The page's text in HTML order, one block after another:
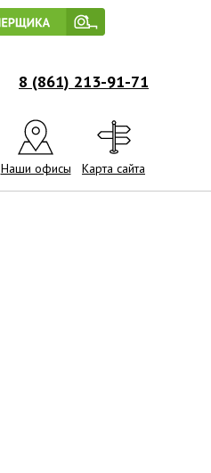
8 (861) 213-91-71
Наши офисы Карта сайта